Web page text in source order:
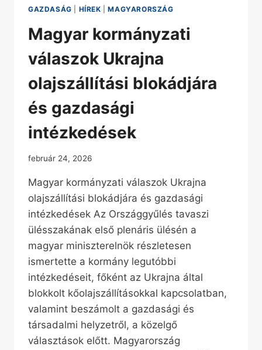
GAZDASÁG HÍREK |MAGYARORSZÁG
Magyar kormányzati
válaszok Ukrajna
olajszállítási blokádjára
és gazdasági
intézkedések
február 24, 2026
Magyar kormányzati válaszok Ukrajna
olajszállítási blokádjára és gazdasági
intézkedések Az Országgyűlés tavaszi
ülésszakának első plenáris ülésén a
magyar miniszterelnök részletesen
ismertette a kormány legutóbbi
intézkedéseit, főként az Ukrajna által
blokkolt kőolajszállításokkal kapcsolatban,
valamint beszámolt a gazdasági és
társadalmi helyzetről, a közelgő
választások előtt. Magyarország